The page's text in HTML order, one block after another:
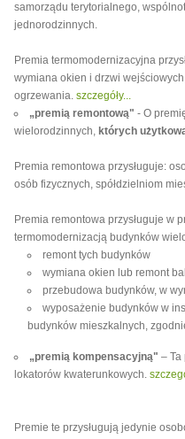
samorządu terytorialnego,
jednorodzinnych.
Premia termomodernizacyjna
wymiana okien i drzwi
ogrzewania. szczegóły...
„premią remontową" - O
wielorodzinnych, których
Premia remontowa przysługuje:
osób fizycznych, spółdzielniom
Premia remontowa przysługuje w
termomodernizacją budynków
remont tych budynków
wymiana okien lub remont
przebudowa budynków, w
wyposażenie budynków w
budynków mieszkalnych,
„premią kompensacyjną" – Ta
lokatorów kwaterunkowych.
Premie te przysługują jedynie